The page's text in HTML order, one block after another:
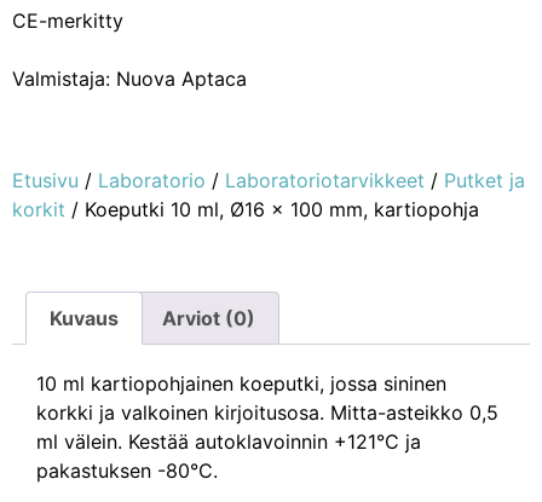
CE-merkitty
Valmistaja: Nuova Aptaca
Etusivu / Laboratorio / Laboratoriotarvikkeet / Putket ja
korkit / Koeputki 10 ml, Ø16 x 100 mm, kartiopohja
Kuvaus Arviot (0)
10 ml kartiopohjainen koeputki, jossa sininen
korkki ja valkoinen kirjoitusosa. Mitta-asteikko 0,5
ml välein. Kestää autoklavoinnin +121°C ja
pakastuksen -80°C.